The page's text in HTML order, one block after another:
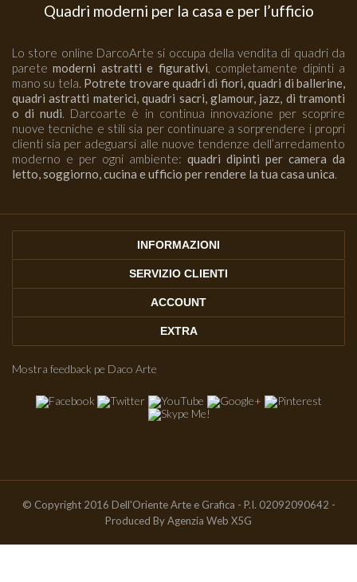
Quadri moderni per la casa e per l’ufficio
Lo store online DarcoArte si occupa della vendita di quadri da
paretemoderni astratti e figurativi, completamente dipinti a
mano su tela. Potrete trovare quadri di fiori, quadri di ballerine,
quadri astratti materici, quadri sacri, glamour, jazz, di tramonti
o di nudi. Darcoarte è in continua innovazione per scoprire
nuove tecniche e stili sia per continuare a sorprendere i propri
clienti sia per adeguarsi alle nuove tendenze dell’arredamento
moderno e per ogni ambiente: quadri dipinti per camera da
letto, soggiorno, cucina e ufficio per rendere la tua casa unica.
INFORMAZIONI
SERVIZIO CLIENTI
ACCOUNT
EXTRA
Mostra feedback pe Daco Arte
© Copyright 2016 Dell'Oriente Arte e Grafica - P.I. 02092090642 -
Produced ByAgenzia Web X5G